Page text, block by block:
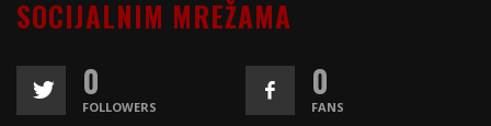
SOCIJALNIM MREŽAMA
0
FOLLOWERS
0
FANS